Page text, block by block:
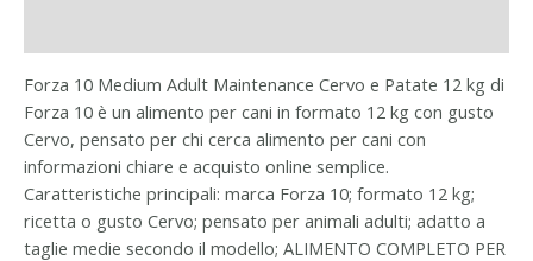
Forza 10 Medium Adult Maintenance Cervo e Patate 12 kg di
Forza 10 è un alimento per cani in formato 12 kg con gusto
Cervo, pensato per chi cerca alimento per cani con
informazioni chiare e acquisto online semplice.
Caratteristiche principali: marca Forza 10; formato 12 kg;
ricetta o gusto Cervo; pensato per animali adulti; adatto a
taglie medie secondo il modello; ALIMENTO COMPLETO PER